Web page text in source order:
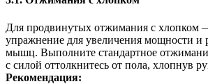
Для продвинутых отжимания с хлопком
упражнение для увеличения мощности и
мышц. Выполните стандартное
с силой оттолкнитесь от пола, хлопнув
Рекомендация: